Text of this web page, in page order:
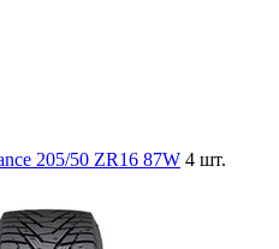
205/50 ZR16 87W 4 шт.